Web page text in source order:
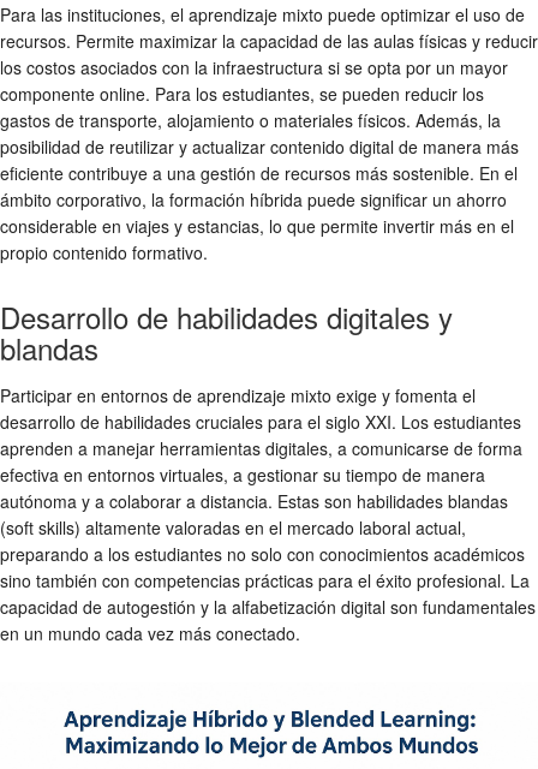
Para las instituciones, el aprendizaje mixto puede optimizar el uso de
recursos. Permite maximizar la capacidad de las aulas físicas y reducir
los costos asociados con la infraestructura si se opta por un mayor
componente online. Para los estudiantes, se pueden reducir los
gastos de transporte, alojamiento o materiales físicos. Además, la
posibilidad de reutilizar y actualizar contenido digital de manera más
eficiente contribuye a una gestión de recursos más sostenible. En el
ámbito corporativo, la formación híbrida puede significar un ahorro
considerable en viajes y estancias, lo que permite invertir más en el
propio contenido formativo.
Desarrollo de habilidades digitales y
blandas
Participar en entornos de aprendizaje mixto exige y fomenta el
desarrollo de habilidades cruciales para el siglo XXI. Los estudiantes
aprenden a manejar herramientas digitales, a comunicarse de forma
efectiva en entornos virtuales, a gestionar su tiempo de manera
autónoma y a colaborar a distancia. Estas son habilidades blandas
(soft skills) altamente valoradas en el mercado laboral actual,
preparando a los estudiantes no solo con conocimientos académicos
sino también con competencias prácticas para el éxito profesional. La
capacidad de autogestión y la alfabetización digital son fundamentales
en un mundo cada vez más conectado.